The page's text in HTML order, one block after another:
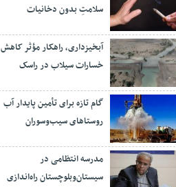
سلامتِ بدون دخانیات
آبخیزداری، راهکار مؤثر کاهش
خسارات سیلاب در راسک
گام تازه برای تأمین پایدار آب
روستاهای سیب‌وسوران
مدرسه انتظامی در
سیستان‌وبلوچستان راه‌اندازی